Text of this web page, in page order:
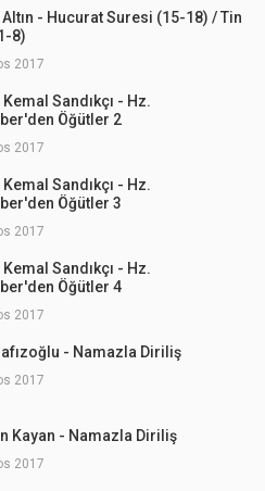
- Hucurat Suresi (15-18) / Tin
8)
2017
Sandıkçı - Hz.
Öğütler 2
2017
Sandıkçı - Hz.
Öğütler 3
2017
Sandıkçı - Hz.
Öğütler 4
2017
- Namazla Diriliş
2017
Kayan - Namazla Diriliş
2017